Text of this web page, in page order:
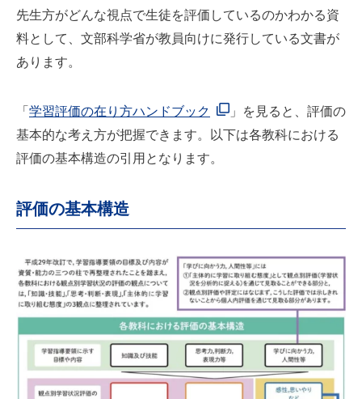
先生方がどんな視点で生徒を評価しているのかわかる資
料として、文部科学省が教員向けに発行している文書が
あります。
「学習評価の在り方ハンドブック
」を見ると、評価の
基本的な考え方が把握できます。以下は各教科における
評価の基本構造の引用となります。
評価の基本構造